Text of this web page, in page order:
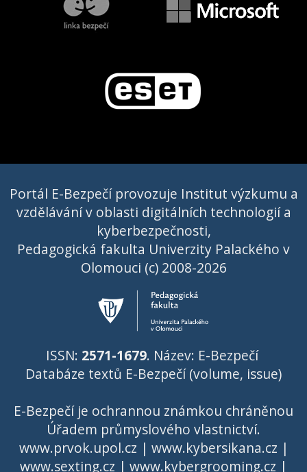
Portál E-Bezpečí provozuje Institut výzkumu a
vzdělávání v oblasti digitálních technologií a
kyberbezpečnosti,
Pedagogická fakulta Univerzity Palackého v
Olomouci (c) 2008-2026
ISSN: 2571-1679. Název: E-Bezpečí
Databáze textů E-Bezpečí (volume, issue)
E-Bezpečí je ochrannou známkou chráněnou
Úřadem průmyslového vlastnictví.
www.prvok.upol.cz | www.kybersikana.cz |
www.sexting.cz | www.kybergrooming.cz |